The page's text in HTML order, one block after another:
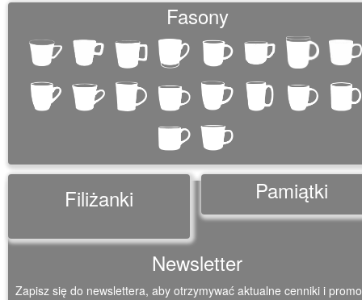
Fasony
Filiżanki Pamiątki
Newsletter
Zapisz się do newslettera, aby otrzymywać aktualne cenniki i